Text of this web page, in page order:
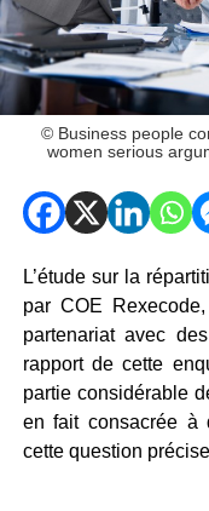
© Business people
women serious
L’étude sur la
par COE
partenariat avec
rapport de cette
partie considérable
en fait consacrée à
cette question